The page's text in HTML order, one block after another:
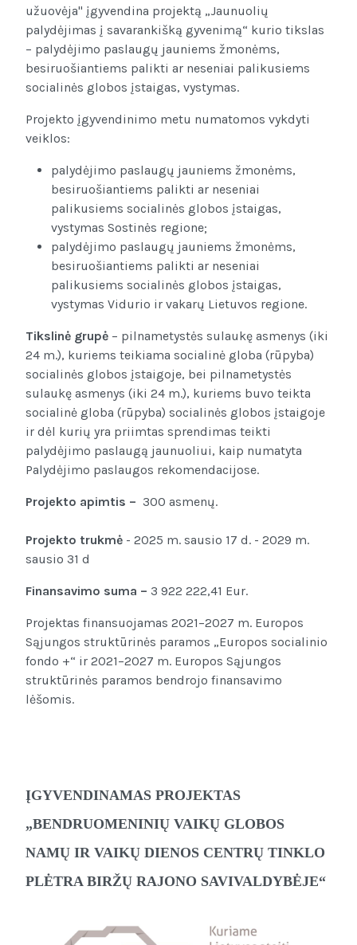
užuovėja" įgyvendina projektą „Jaunuolių
palydėjimas į savarankišką gyvenimą“ kurio tikslas
– palydėjimo paslaugų jauniems žmonėms,
besiruošiantiems palikti ar neseniai palikusiems
socialinės globos įstaigas, vystymas.
Projekto įgyvendinimo metu numatomos vykdyti
veiklos:
palydėjimo paslaugų jauniems žmonėms,
besiruošiantiems palikti ar neseniai
palikusiems socialinės globos įstaigas,
vystymas Sostinės regione;
palydėjimo paslaugų jauniems žmonėms,
besiruošiantiems palikti ar neseniai
palikusiems socialinės globos įstaigas,
vystymas Vidurio ir vakarų Lietuvos regione.
Tikslinė grupė – pilnametystės sulaukę asmenys (iki
24 m.), kuriems teikiama socialinė globa (rūpyba)
socialinės globos įstaigoje, bei pilnametystės
sulaukę asmenys (iki 24 m.), kuriems buvo teikta
socialinė globa (rūpyba) socialinės globos įstaigoje
ir dėl kurių yra priimtas sprendimas teikti
palydėjimo paslaugą jaunuoliui, kaip numatyta
Palydėjimo paslaugos rekomendacijose.
Projekto apimtis – 300 asmenų.
Projekto trukmė - 2025 m. sausio 17 d. - 2029 m.
sausio 31 d
Finansavimo suma – 3 922 222,41 Eur.
Projektas finansuojamas 2021–2027 m. Europos
Sąjungos struktūrinės paramos „Europos socialinio
fondo +“ ir 2021–2027 m. Europos Sąjungos
struktūrinės paramos bendrojo finansavimo
lėšomis.
ĮGYVENDINAMAS PROJEKTAS
„BENDRUOMENINIŲ VAIKŲ GLOBOS
NAMŲ IR VAIKŲ DIENOS CENTRŲ TINKLO
PLĖTRA BIRŽŲ RAJONO SAVIVALDYBĖJE“